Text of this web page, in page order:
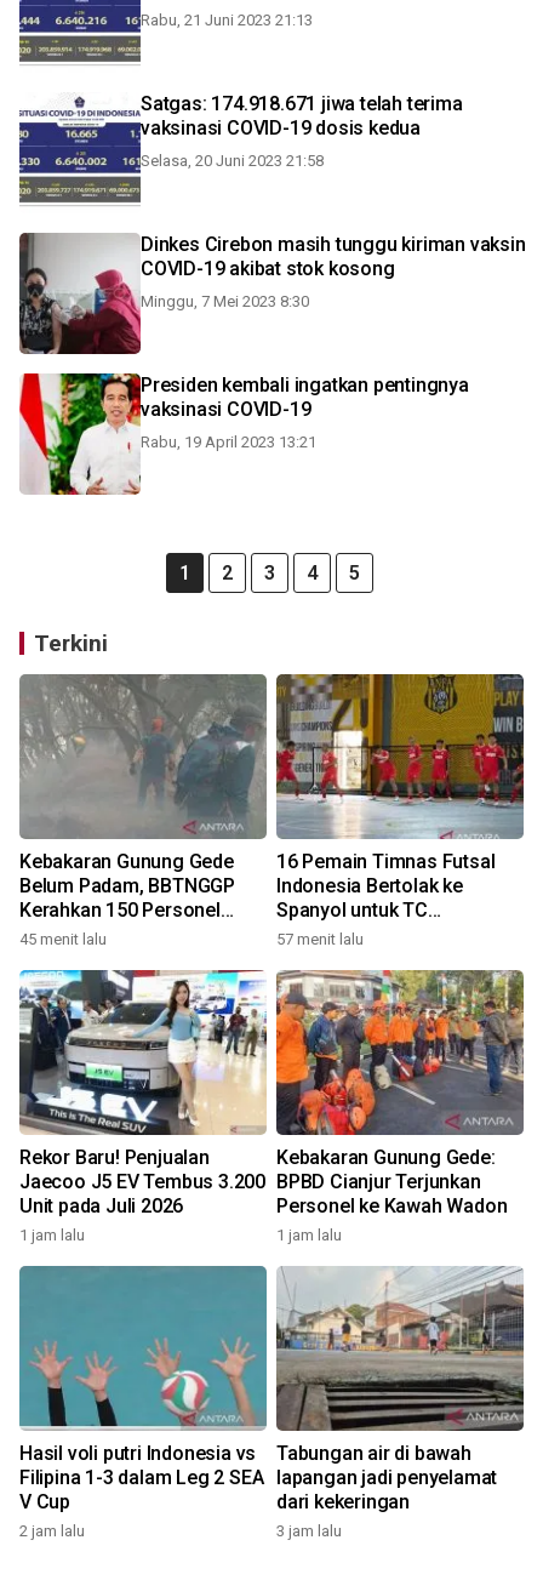
Rabu, 21 Juni 2023 21:13
Satgas: 174.918.671 jiwa telah terima
vaksinasi COVID-19 dosis kedua
Selasa, 20 Juni 2023 21:58
Dinkes Cirebon masih tunggu kiriman vaksin
COVID-19 akibat stok kosong
Minggu, 7 Mei 2023 8:30
Presiden kembali ingatkan pentingnya
vaksinasi COVID-19
Rabu, 19 April 2023 13:21
1 2 3 4 5
Terkini
Kebakaran Gunung Gede
Belum Padam, BBTNGGP
Kerahkan 150 Personel
Tambahan
45 menit lalu
16 Pemain Timnas Futsal
Indonesia Bertolak ke
Spanyol untuk TC
Komprehensif
57 menit lalu
Rekor Baru! Penjualan
Jaecoo J5 EV Tembus 3.200
Unit pada Juli 2026
1 jam lalu
Kebakaran Gunung Gede:
BPBD Cianjur Terjunkan
Personel ke Kawah Wadon
1 jam lalu
Hasil voli putri Indonesia vs
Filipina 1-3 dalam Leg 2 SEA
V Cup
2 jam lalu
Tabungan air di bawah
lapangan jadi penyelamat
dari kekeringan
3 jam lalu